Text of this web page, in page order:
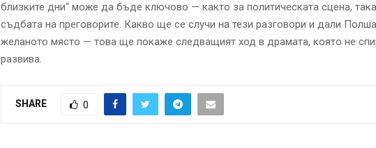
близките дни“ може да бъде ключово — както за политическата сцена,
съдбата на преговорите. Какво ще се случи на тези разговори и дали
желаното място — това ще покаже следващият ход в драмата, която не
развива.
SHARE 0